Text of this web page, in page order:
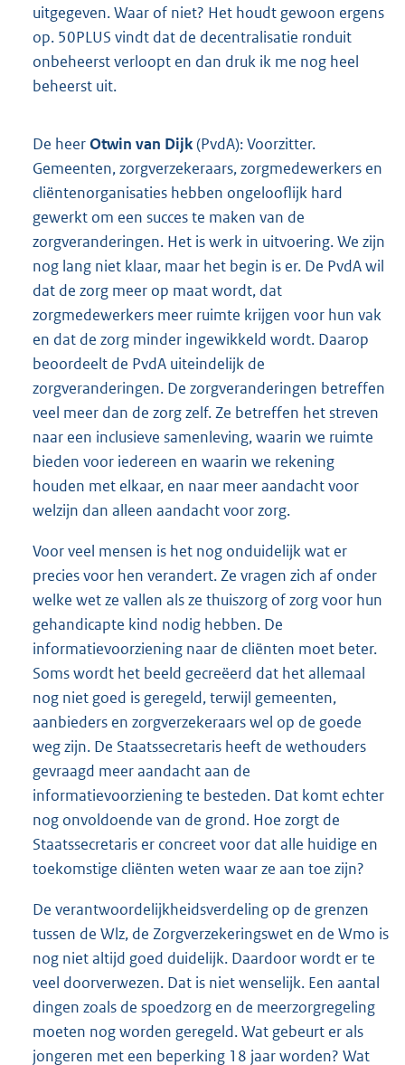
uitgegeven. Waar of niet? Het houdt gewoon ergens
op. 50PLUS vindt dat de decentralisatie ronduit
onbeheerst verloopt en dan druk ik me nog heel
beheerst uit.
De heerOtwin van Dijk(PvdA): Voorzitter.
Gemeenten, zorgverzekeraars, zorgmedewerkers en
cliëntenorganisaties hebben ongelooflijk hard
gewerkt om een succes te maken van de
zorgveranderingen. Het is werk in uitvoering. We zijn
nog lang niet klaar, maar het begin is er. De PvdA wil
dat de zorg meer op maat wordt, dat
zorgmedewerkers meer ruimte krijgen voor hun vak
en dat de zorg minder ingewikkeld wordt. Daarop
beoordeelt de PvdA uiteindelijk de
zorgveranderingen. De zorgveranderingen betreffen
veel meer dan de zorg zelf. Ze betreffen het streven
naar een inclusieve samenleving, waarin we ruimte
bieden voor iedereen en waarin we rekening
houden met elkaar, en naar meer aandacht voor
welzijn dan alleen aandacht voor zorg.
Voor veel mensen is het nog onduidelijk wat er
precies voor hen verandert. Ze vragen zich af onder
welke wet ze vallen als ze thuiszorg of zorg voor hun
gehandicapte kind nodig hebben. De
informatievoorziening naar de cliënten moet beter.
Soms wordt het beeld gecreëerd dat het allemaal
nog niet goed is geregeld, terwijl gemeenten,
aanbieders en zorgverzekeraars wel op de goede
weg zijn. De Staatssecretaris heeft de wethouders
gevraagd meer aandacht aan de
informatievoorziening te besteden. Dat komt echter
nog onvoldoende van de grond. Hoe zorgt de
Staatssecretaris er concreet voor dat alle huidige en
toekomstige cliënten weten waar ze aan toe zijn?
De verantwoordelijkheidsverdeling op de grenzen
tussen de Wlz, de Zorgverzekeringswet en de Wmo is
nog niet altijd goed duidelijk. Daardoor wordt er te
veel doorverwezen. Dat is niet wenselijk. Een aantal
dingen zoals de spoedzorg en de meerzorgregeling
moeten nog worden geregeld. Wat gebeurt er als
jongeren met een beperking 18 jaar worden? Wat